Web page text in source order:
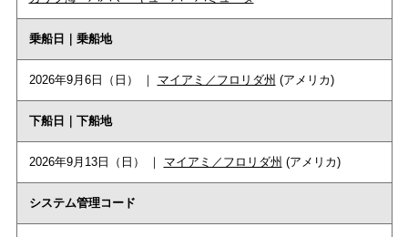
乗船日｜乗船地
2026年9月6日（日） ｜ マイアミ／フロリダ州 (アメリカ)
下船日｜下船地
2026年9月13日（日） ｜ マイアミ／フロリダ州 (アメリカ)
システム管理コード